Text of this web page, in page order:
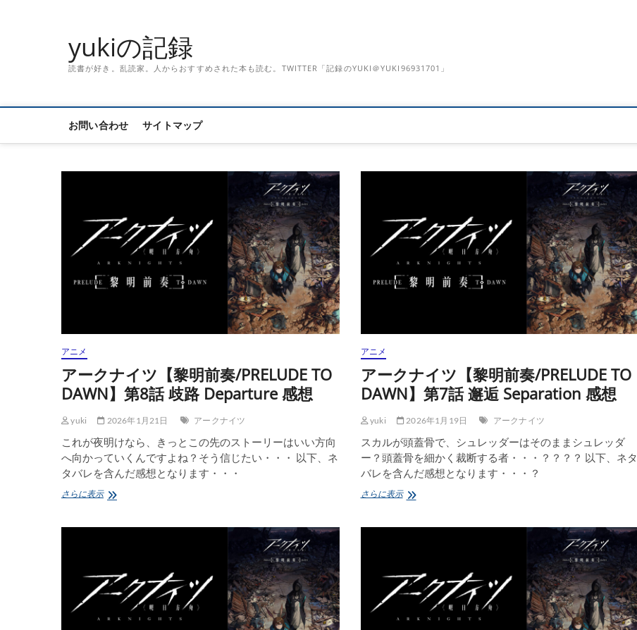
yukiの記録
読書が好き。乱読家。人からおすすめされた本も読む。TWITTER「記録のYUKI＠YUKI96931701」
お問い合わせ サイトマップ
アニメ
アークナイツ【黎明前奏/PRELUDE TO
DAWN】第8話 歧路 Departure 感想
yuki 2026年1月21日 アークナイツ
これが夜明けなら、きっとこの先のストーリーはいい方向
へ向かっていくんですよね？そう信じたい・・・ 以下、ネ
タバレを含んだ感想となります・・・
さらに表示ア
明
前
奏/PRELUDE
TO
アニメ
アークナイツ【黎明前奏/PRELUDE TO
DAWN】第7話 邂逅 Separation 感想
yuki 2026年1月19日 アークナイツ
スカルが頭蓋骨で、シュレッダーはそのままシュレッダ
ー？頭蓋骨を細かく裁断する者・・・？？？？ 以下、ネタ
バレを含んだ感想となります・・・？
さらに表示ア
明
前
奏/PRELUDE
TO